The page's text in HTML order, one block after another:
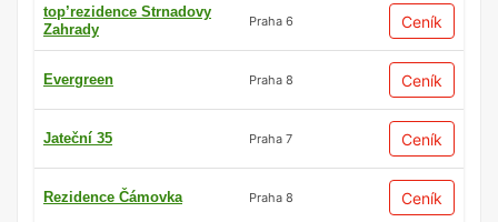
top’rezidence Strnadovy
Zahrady
Praha 6 Ceník
Evergreen Praha 8 Ceník
Jateční 35 Praha 7 Ceník
Rezidence Čámovka Praha 8 Ceník